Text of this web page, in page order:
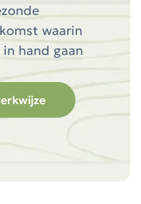
waarin
hand gaan